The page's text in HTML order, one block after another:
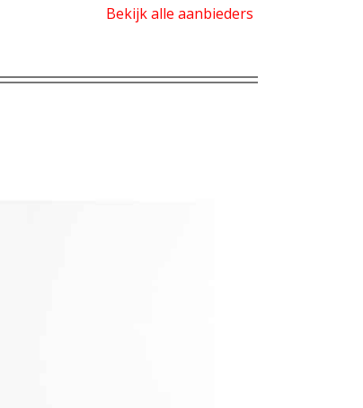
Bekijk alle aanbieders